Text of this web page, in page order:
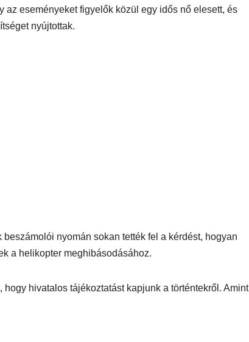
eseményeket figyelők közül egy idős nő elesett, és
nyújtottak.
nyomán sokan tették fel a kérdést, hogyan
a helikopter meghibásodásához.
hivatalos tájékoztatást kapjunk a történtekről. Amint